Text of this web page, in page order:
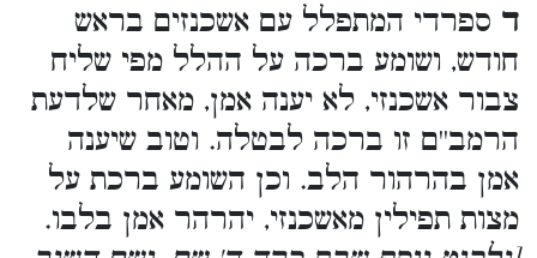
ד ספרדי המתפלל עם אשכנזים בראש
חודש, ושומע ברכה על ההלל מפי שליח
צבור אשכנזי, לא יענה אמן, מאחר שלדעת
הרמב''ם זו ברכה לבטלה. וטוב שיענה
אמן בהרהור הלב. וכן השומע ברכת על
מצות תפילין מאשכנזי, יהרהר אמן בלבו.